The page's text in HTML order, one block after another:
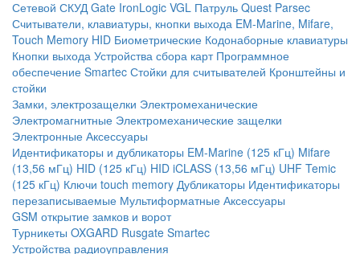
Сетевой СКУД Gate IronLogic VGL Патруль Quest Parsec
Считыватели, клавиатуры, кнопки выхода EM-Marine, Mifare,
Touch Memory HID Биометрические Кодонаборные клавиатуры
Кнопки выхода Устройства сбора карт Программное
обеспечение Smartec Стойки для считывателей Кронштейны и
стойки
Замки, электрозащелки Электромеханические
Электромагнитные Электромеханические защелки
Электронные Аксессуары
Идентификаторы и дубликаторы EM-Marine (125 кГц) Mifare
(13,56 мГц) HID (125 кГц) HID iCLASS (13,56 мГц) UHF Temic
(125 кГц) Ключи touch memory Дубликаторы Идентификаторы
перезаписываемые Мультиформатные Аксессуары
GSM открытие замков и ворот
Турникеты OXGARD Rusgate Smartec
Устройства радиоуправления